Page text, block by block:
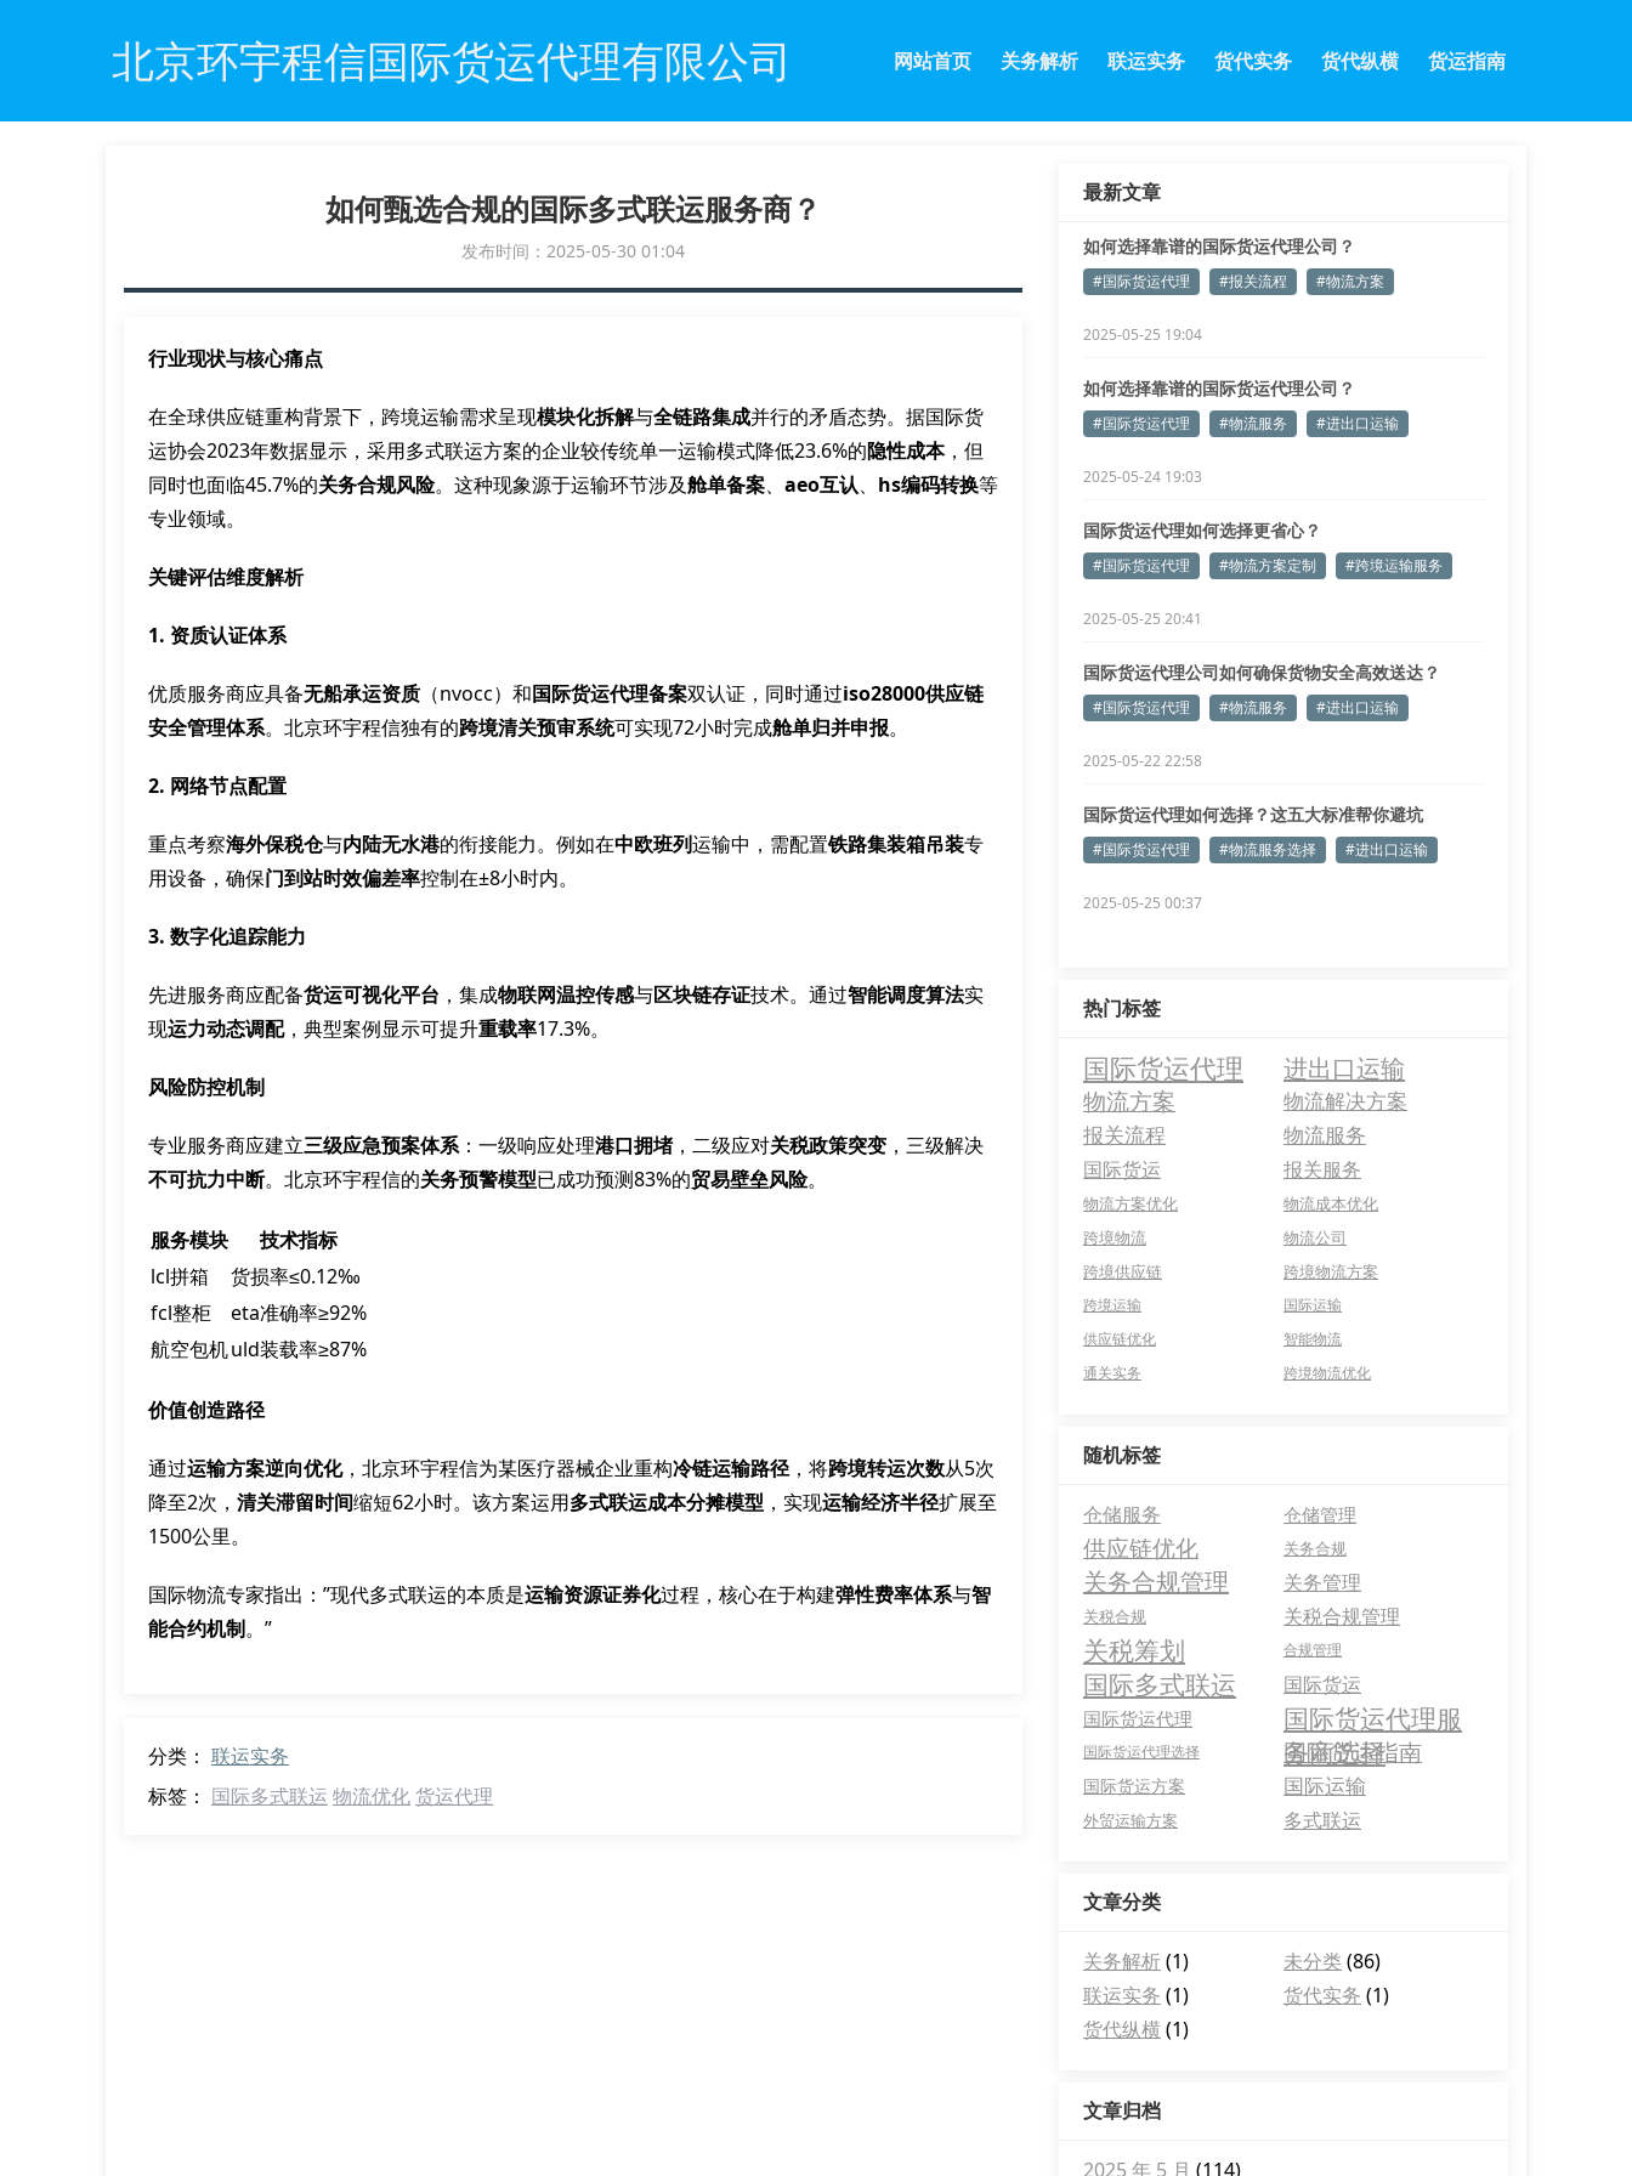
北京环宇程信国际货运代理有限公司 网站首页 关务解析 联运实务 货代实务 货代纵横 货运指南
如何甄选合规的国际多式联运服务商？
发布时间：2025-05-30 01:04
行业现状与核心痛点
在全球供应链重构背景下，跨境运输需求呈现模块化拆解与全链路集成并行的矛盾态势。据国际货
运协会2023年数据显示，采用多式联运方案的企业较传统单一运输模式降低23.6%的隐性成本，但
同时也面临45.7%的关务合规风险。这种现象源于运输环节涉及舱单备案、 aeo互认、 hs编码转换等
专业领域。
关键评估维度解析
1. 资质认证体系
优质服务商应具备无船承运资质 （nvocc）和国际货运代理备案双认证，同时通过iso28000供应链
安全管理体系。北京环宇程信独有的跨境清关预审系统可实现72小时完成舱单归并申报。
2. 网络节点配置
重点考察海外保税仓与内陆无水港的衔接能力。例如在中欧班列运输中，需配置铁路集装箱吊装专
用设备，确保门到站时效偏差率控制在±8小时内。
3. 数字化追踪能力
先进服务商应配备货运可视化平台 ，集成物联网温控传感与区块链存证技术。通过智能调度算法实
现运力动态调配，典型案例显示可提升重载率17.3%。
风险防控机制
专业服务商应建立三级应急预案体系：一级响应处理港口拥堵，二级应对关税政策突变 ，三级解决
不可抗力中断。北京环宇程信的关务预警模型已成功预测83%的贸易壁垒风险。
服务模块
技术指标
lcl拼箱
货损率≤0.12‰
fcl整柜
eta准确率≥92%
航空包机uld装载率≥87%
价值创造路径
通过运输方案逆向优化，北京环宇程信为某医疗器械企业重构冷链运输路径，将跨境转运次数从5次
降至2次， 清关滞留时间缩短62小时。该方案运用多式联运成本分摊模型 ，实现运输经济半径扩展至
1500公里。
国际物流专家指出：”现代多式联运的本质是运输资源证券化过程，核心在于构建弹性费率体系与智
能合约机制。”
分类： 联运实务
标签： 国际多式联运 物流优化货运代理
最新文章
如何选择靠谱的国际货运代理公司？
#国际货运代理 #报关流程 #物流方案
2025-05-25 19:04
如何选择靠谱的国际货运代理公司？
#国际货运代理 #物流服务 #进出口运输
2025-05-24 19:03
国际货运代理如何选择更省心？
#国际货运代理 #物流方案定制 #跨境运输服务
2025-05-25 20:41
国际货运代理公司如何确保货物安全高效送达？
#国际货运代理 #物流服务 #进出口运输
2025-05-22 22:58
国际货运代理如何选择？这五大标准帮你避坑
#国际货运代理 #物流服务选择 #进出口运输
2025-05-25 00:37
热门标签
国际货运代理 进出口运输
物流方案
物流解决方案
报关流程
物流服务
国际货运 报关服务
物流方案优化
物流成本优化
跨境物流
物流公司
跨境供应链
跨境物流方案
跨境运输
国际运输
供应链优化
智能物流
通关实务
跨境物流优化
随机标签
仓储服务 仓储管理
供应链优化 关务合规
关务合规管理 关务管理
关税合规 关税合规管理
关税筹划 合规管理
国际多式联运 国际货运
国际货运代理
国际货运代理服
务商选择
国际货运代理选择 国际货运指南
国际货运方案 国际运输
外贸运输方案 多式联运
文章分类
关务解析(1) 未分类(86)
联运实务 (1) 货代实务 (1)
货代纵横(1)
文章归档
2025 年 5 月 (114)